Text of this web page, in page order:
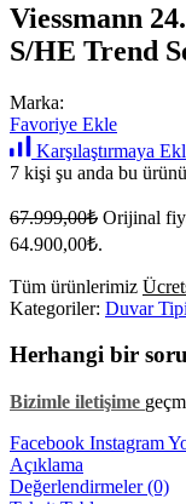
Viessmann
S/HE Trend
Marka:
Favoriye Ekle
Karşılaştırmaya
7 kişi şu anda bu
67.999,00₺ Orijinal
64.900,00₺.
Tüm ürünlerimiz
Kategoriler: Duvar
Herhangi bir
Bizimle iletişime
Facebook Instagram
Açıklama
Değerlendirmeler (0)